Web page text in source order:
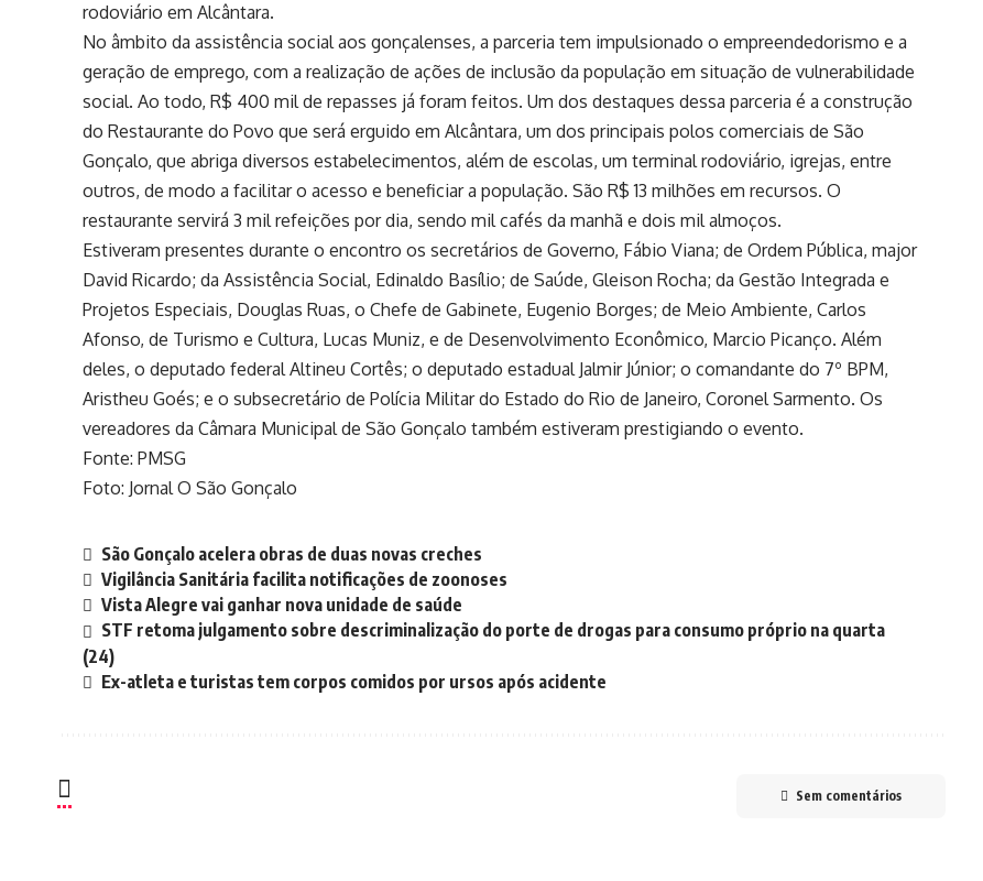
rodoviário em Alcântara.
No âmbito da assistência social aos gonçalenses, a parceria tem impulsionado o empreendedorismo e a
geração de emprego, com a realização de ações de inclusão da população em situação de vulnerabilidade
social. Ao todo, R$ 400 mil de repasses já foram feitos. Um dos destaques dessa parceria é a construção
do Restaurante do Povo que será erguido em Alcântara, um dos principais polos comerciais de São
Gonçalo, que abriga diversos estabelecimentos, além de escolas, um terminal rodoviário, igrejas, entre
outros, de modo a facilitar o acesso e beneficiar a população. São R$ 13 milhões em recursos. O
restaurante servirá 3 mil refeições por dia, sendo mil cafés da manhã e dois mil almoços.
Estiveram presentes durante o encontro os secretários de Governo, Fábio Viana; de Ordem Pública, major
David Ricardo; da Assistência Social, Edinaldo Basílio; de Saúde, Gleison Rocha; da Gestão Integrada e
Projetos Especiais, Douglas Ruas, o Chefe de Gabinete, Eugenio Borges; de Meio Ambiente, Carlos
Afonso, de Turismo e Cultura, Lucas Muniz, e de Desenvolvimento Econômico, Marcio Picanço. Além
deles, o deputado federal Altineu Cortês; o deputado estadual Jalmir Júnior; o comandante do 7º BPM,
Aristheu Goés; e o subsecretário de Polícia Militar do Estado do Rio de Janeiro, Coronel Sarmento. Os
vereadores da Câmara Municipal de São Gonçalo também estiveram prestigiando o evento.
Fonte: PMSG
Foto: Jornal O São Gonçalo
São Gonçalo acelera obras de duas novas creches
Vigilância Sanitária facilita notificações de zoonoses
Vista Alegre vai ganhar nova unidade de saúde
STF retoma julgamento sobre descriminalização do porte de drogas para consumo próprio na quarta
(24)
Ex-atleta e turistas tem corpos comidos por ursos após acidente
Sem comentários